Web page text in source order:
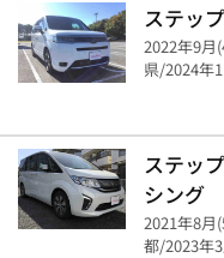
ステッ
2022年9月
県/2024年
ステッ
シング
2021年8月
都/2023年